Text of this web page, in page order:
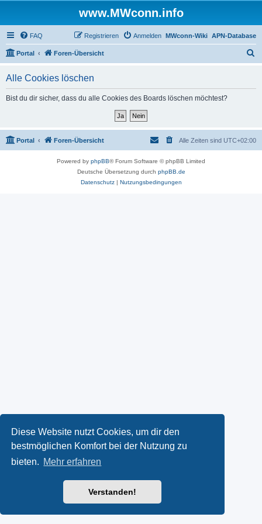
Diese Website nutzt Cookies, um dir den
bestmöglichen Komfort bei der Nutzung zu
bieten. Mehr erfahren
Verstanden!
www.MWconn.info
FAQ APN-Database
MWconn-Wiki
Anmelden
Registrieren
Portal Foren-Übersicht
Alle Cookies löschen
Bist du dir sicher, dass du alle Cookies des Boards löschen möchtest?
Portal Foren-Übersicht Alle Zeiten sind UTC+02:00
Powered by phpBB® Forum Software © phpBB Limited
Deutsche Übersetzung durch phpBB.de
Datenschutz| Nutzungsbedingungen